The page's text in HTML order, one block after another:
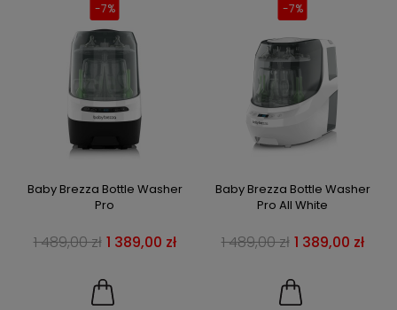
Baby Brezza Bottle Washer
Pro
1 489,00 zł 1 389,00 zł
-7%
Baby Brezza Bottle Washer
Pro All White
1 489,00 zł 1 389,00 zł
-7%